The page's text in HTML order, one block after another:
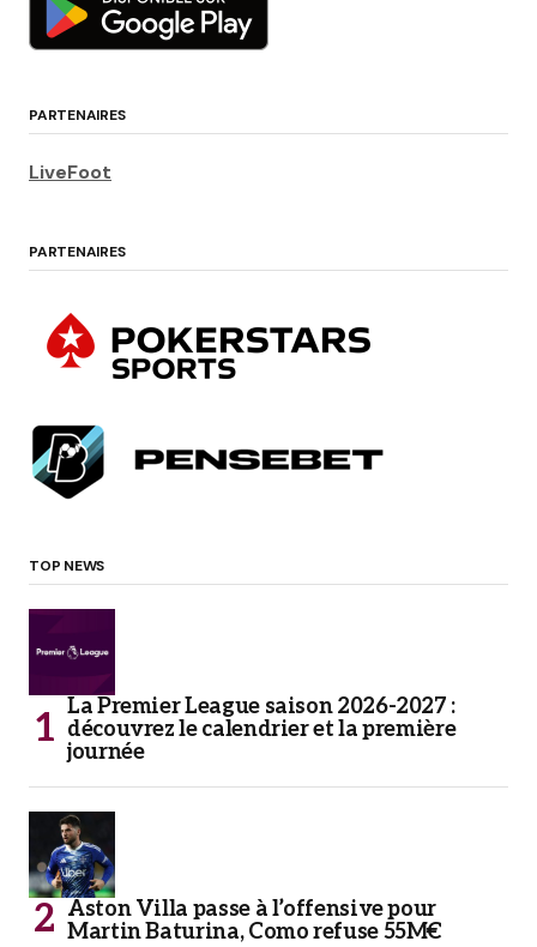
PARTENAIRES
LiveFoot
PARTENAIRES
TOP NEWS
La Premier League saison 2026-2027 :
découvrez le calendrier et la première
journée
Aston Villa passe à l’offensive pour
Martin Baturina, Como refuse 55M€